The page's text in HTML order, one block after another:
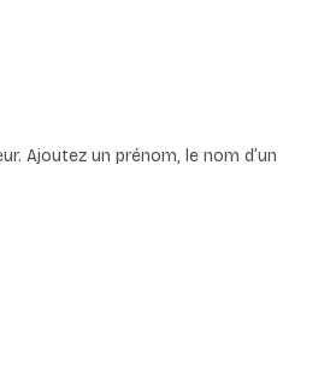
Ajoutez un prénom, le nom d’un